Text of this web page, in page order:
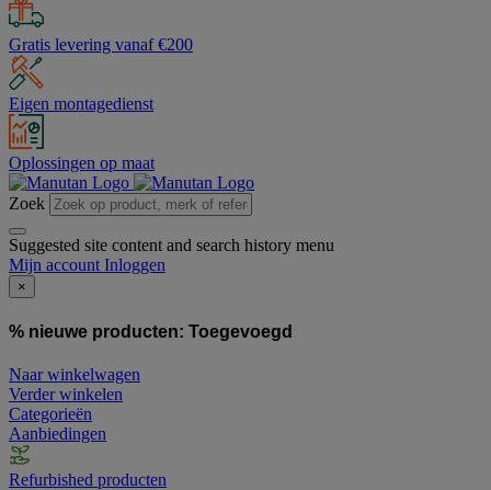
Gratis levering vanaf €200
Eigen montagedienst
Oplossingen op maat
Zoek
Suggested site content and search history menu
Mijn account Inloggen
×
% nieuwe producten: Toegevoegd
Naar winkelwagen
Verder winkelen
Categorieën
Aanbiedingen
Refurbished producten